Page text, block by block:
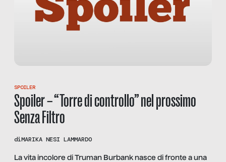
SPOILER
Spoiler – “Torre di controllo” nel prossimo
Senza Filtro
diMARIKA NESI LAMMARDO
La vita incolore di Truman Burbank nasce di fronte a una